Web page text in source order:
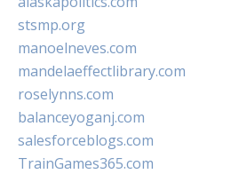
stsmp.org
manoelneves.com
mandelaeffectlibrary.com
roselynns.com
balanceyoganj.com
salesforceblogs.com
TrainGames365.com